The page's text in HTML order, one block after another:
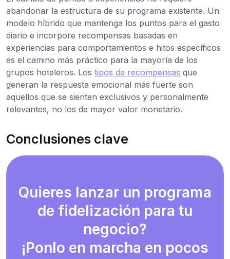
abandonar la estructura de su programa existente. Un
modelo híbrido que mantenga los puntos para el gasto
diario e incorpore recompensas basadas en
experiencias para comportamientos e hitos específicos
es el camino más práctico para la mayoría de los
grupos hoteleros. Los tipos de recompensas que
generan la respuesta emocional más fuerte son
aquellos que se sienten exclusivos y personalmente
relevantes, no los de mayor valor monetario.
Conclusiones clave
Quieres lanzar un programa
de fidelización para tu
negocio?
¡Ponlo en marcha en pocos